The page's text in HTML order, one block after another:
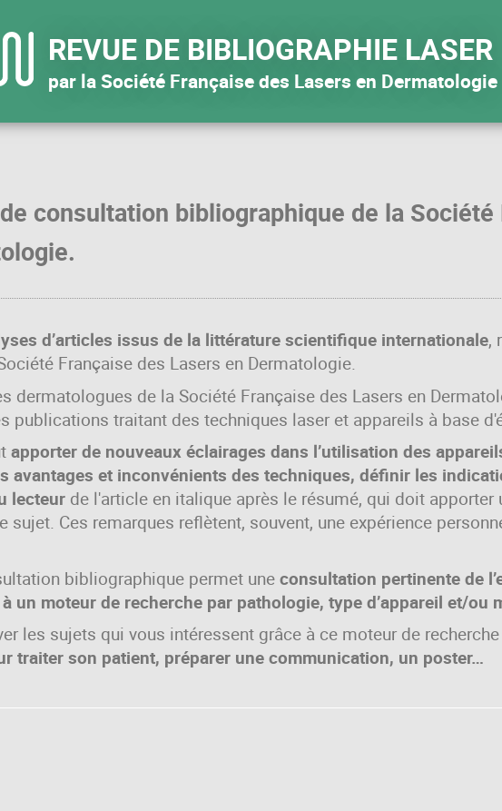
REVUE DE BIBLIOGRAPHIE LASER
par la Société Française des Lasers en Dermatologie
consultation bibliographique de la Société
d’articles issus de la littérature scientifique internationale,
Française des Lasers en Dermatologie.
dermatologues de la Société Française des Lasers en
publications traitant des techniques laser et appareils à base
apporter de nouveaux éclairages dans l’utilisation des
avantages et inconvénients des techniques, définir les
lecteur de l'article en italique après le résumé, qui doit apporter
sujet. Ces remarques reflètent, souvent, une expérience
bibliographique permet uneconsultation pertinente de
un moteur de recherche par pathologie, type d’appareil et/ou
les sujets qui vous intéressent grâce à ce moteur de
traiter son patient, préparer une communication, un poster…